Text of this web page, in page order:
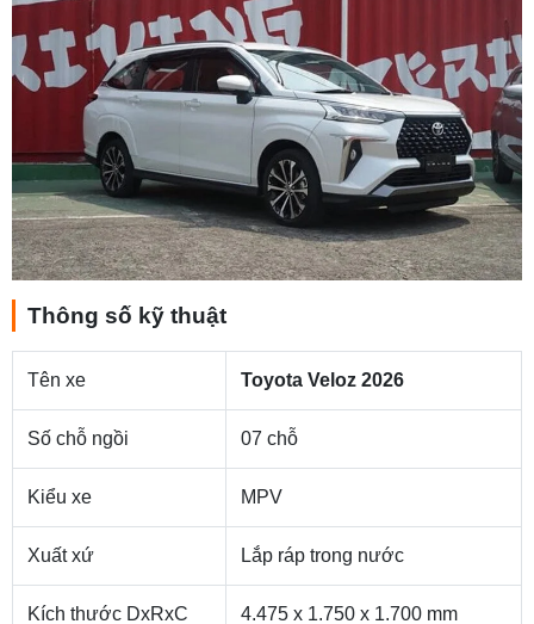
Thông số kỹ thuật
Tên xe Toyota Veloz 2026
Số chỗ ngồi 07 chỗ
Kiểu xe MPV
Xuất xứ Lắp ráp trong nước
Kích thước DxRxC 4.475 x 1.750 x 1.700 mm